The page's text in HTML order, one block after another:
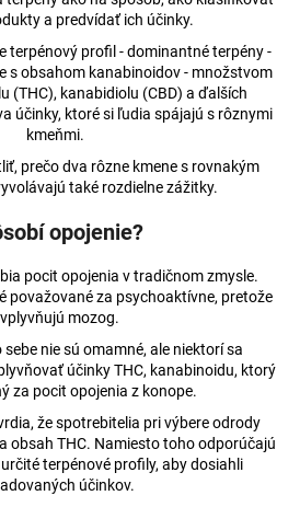
a predvídať ich účinky.
terpénový profil - dominantné terpény -
s obsahom kanabinoidov - množstvom
(THC), kanabidiolu (CBD) a ďalších
účinky, ktoré si ľudia spájajú s rôznymi
kmeňmi.
prečo dva rôzne kmene s rovnakým
také rozdielne zážitky.
opojenie?
pocit opojenia v tradičnom zmysle.
považované za psychoaktívne, pretože
mozog.
sebe nie sú omamné, ale niektorí sa
účinky THC, kanabinoidu, ktorý
za pocit opojenia z konope.
že spotrebitelia pri výbere odrody
obsah THC. Namiesto toho odporúčajú
terpénové profily, aby dosiahli
účinkov.